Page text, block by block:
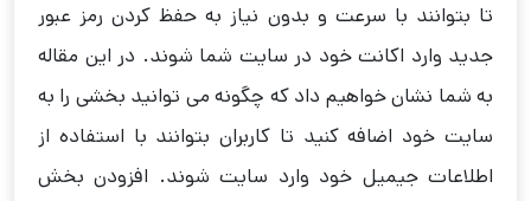
تا بتوانند با سرعت و بدون نیاز به حفظ کردن رمز عبور
جدید وارد اکانت خود در سایت شما شوند. در این مقاله
به شما نشان خواهیم داد که چگونه می توانید بخشی را به
سایت خود اضافه کنید تا کاربران بتوانند با استفاده از
اطلاعات جیمیل خود وارد سایت شوند. افزودن بخش